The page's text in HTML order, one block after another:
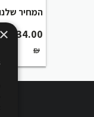
המחיר שלנו ל 5
₪ 134.00
₪
×